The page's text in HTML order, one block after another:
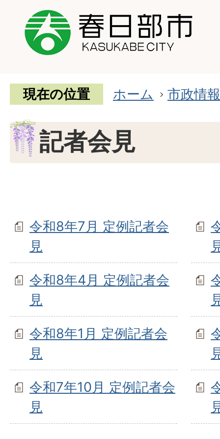
現在の位置 ホーム 市政情報
記者会見
令和8年7月 定例記者会
見
令和8年4月 定例記者会
見
令和8年1月 定例記者会
見
令和7年10月 定例記者会
見